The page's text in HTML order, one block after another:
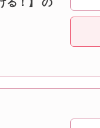
る！】 の